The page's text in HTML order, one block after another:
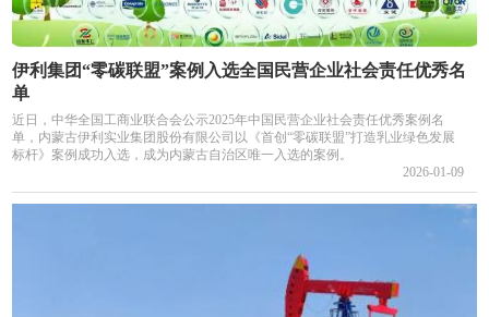
伊利集团“零碳联盟”案例入选全国民营企业社会责任优秀名
单
近日，中华全国工商业联合会公示2025年中国民营企业社会责任优秀案例名
单，内蒙古伊利实业集团股份有限公司以《首创“零碳联盟”打造乳业绿色发展
标杆》案例成功入选，成为内蒙古自治区唯一入选的案例。
2026-01-09